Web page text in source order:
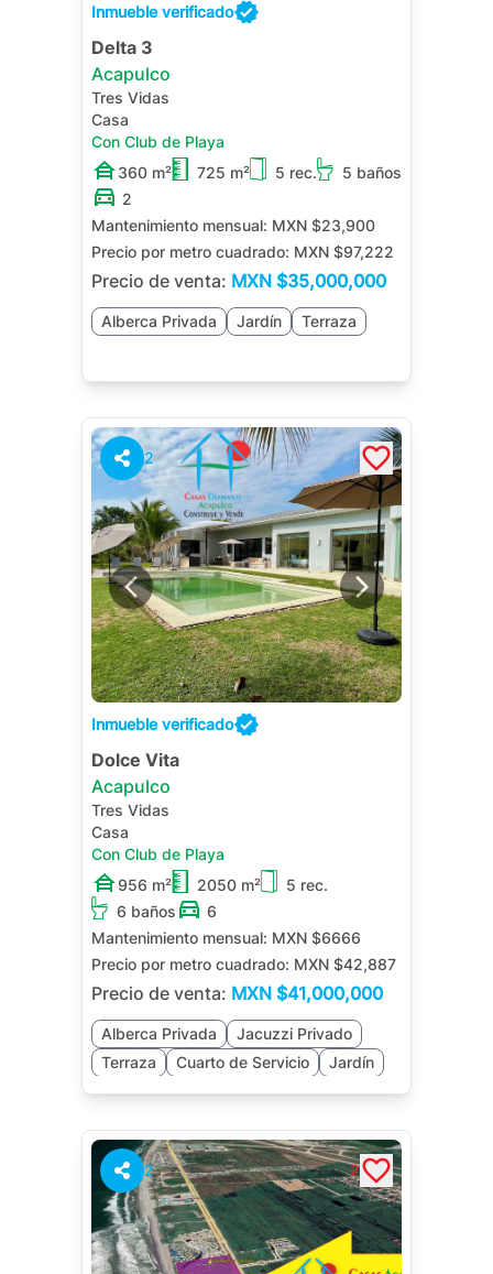
Inmueble verificado
Delta 3
Acapulco
Tres Vidas
Casa
Con Club de Playa
360 m²
725 m² 5 rec.
5 baños
2
Mantenimiento mensual: MXN $23,900
Precio por metro cuadrado: MXN $97,222
Precio de venta: MXN $35,000,000
Alberca Privada Jardín Terraza
2
Inmueble verificado
Dolce Vita
Acapulco
Tres Vidas
Casa
Con Club de Playa
956 m²
2050 m²
5 rec.
6 baños
6
Mantenimiento mensual: MXN $6666
Precio por metro cuadrado: MXN $42,887
Precio de venta: MXN $41,000,000
Alberca Privada
Jacuzzi Privado
Terraza
Cuarto de Servicio
Jardín
Sala de TV
Asador
2 2